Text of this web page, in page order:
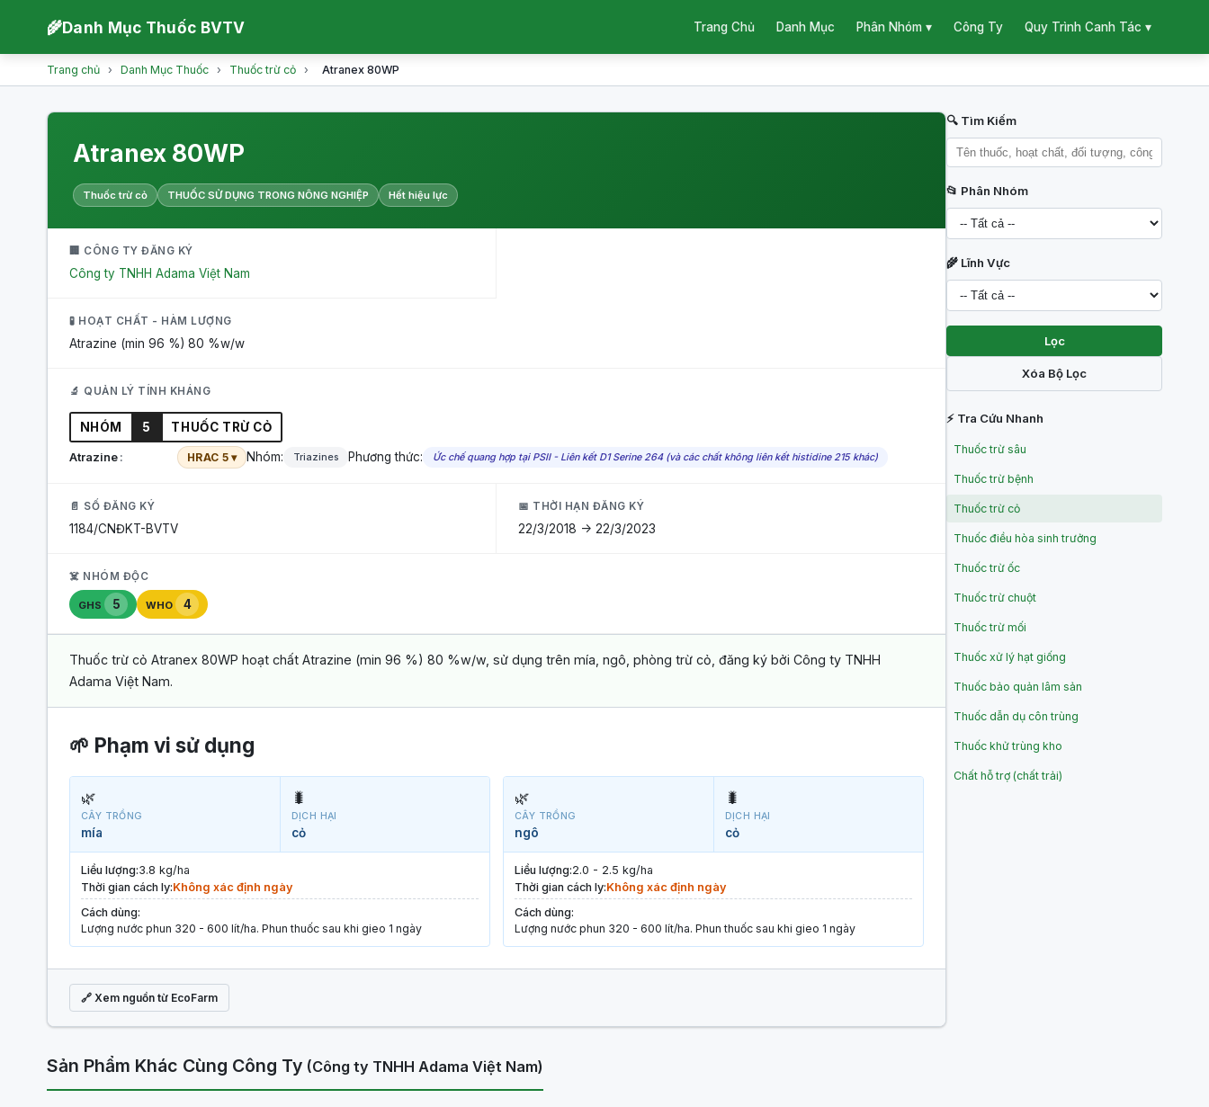
🌾Danh Mục Thuốc BVTV Trang Chủ Danh Mục Phân Nhóm ▾ Công Ty Quy Trình Canh Tác ▾
Trang chủ › Danh Mục Thuốc › Thuốc trừ cỏ › Atranex 80WP
Atranex 80WP
Thuốc trừ cỏ THUỐC SỬ DỤNG TRONG NÔNG NGHIỆP Hết hiệu lực
🏢 CÔNG TY ĐĂNG KÝ
Công ty TNHH Adama Việt Nam
🧪 HOẠT CHẤT - HÀM LƯỢNG
Atrazine (min 96 %) 80 %w/w
🔬 QUẢN LÝ TÍNH KHÁNG
NHÓM 5 THUỐC TRỪ CỎ
Atrazine HRAC 5 ▾ Nhóm: Triazines Phương thức: Ức chế quang hợp tại PSII - Liên kết D1 Serine 264 (và các chất không liên kết histidine 215 khác)
📄 SỐ ĐĂNG KÝ
1184/CNĐKT-BVTV
📅 THỜI HẠN ĐĂNG KÝ
22/3/2018 -> 22/3/2023
☠️ NHÓM ĐỘC
GHS 5 WHO 4
Thuốc trừ cỏ Atranex 80WP hoạt chất Atrazine (min 96 %) 80 %w/w, sử dụng trên mía, ngô, phòng trừ cỏ, đăng ký bởi Công ty TNHH
Adama Việt Nam.
🌱 Phạm vi sử dụng
🌿
CÂY TRỒNG
mía
🐛
DỊCH HẠI
cỏ
Liều lượng:3.8 kg/ha
Thời gian cách ly:Không xác định ngày
Cách dùng:
Lượng nước phun 320 - 600 lít/ha. Phun thuốc sau khi gieo 1 ngày
🌿
CÂY TRỒNG
ngô
🐛
DỊCH HẠI
cỏ
Liều lượng:2.0 - 2.5 kg/ha
Thời gian cách ly:Không xác định ngày
Cách dùng:
Lượng nước phun 320 - 600 lít/ha. Phun thuốc sau khi gieo 1 ngày
🔗 Xem nguồn từ EcoFarm
Sản Phẩm Khác Cùng Công Ty (Công ty TNHH Adama Việt Nam)
🔍 Tìm Kiếm
📂 Phân Nhóm
🌾 Lĩnh Vực
Lọc
Xóa Bộ Lọc
⚡ Tra Cứu Nhanh
Thuốc trừ sâu
Thuốc trừ bệnh
Thuốc trừ cỏ
Thuốc điều hòa sinh trưởng
Thuốc trừ ốc
Thuốc trừ chuột
Thuốc trừ mối
Thuốc xử lý hạt giống
Thuốc bảo quản lâm sản
Thuốc dẫn dụ côn trùng
Thuốc khử trùng kho
Chất hỗ trợ (chất trải)